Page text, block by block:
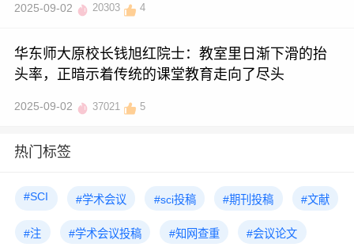
2025-09-02 20303 4
华东师大原校长钱旭红院士：教室里日渐下滑的抬
头率，正暗示着传统的课堂教育走向了尽头
2025-09-02 37021 5
热门标签
#SCI #学术会议 #sci投稿 #期刊投稿 #文献
#注 #学术会议投稿 #知网查重 #会议论文